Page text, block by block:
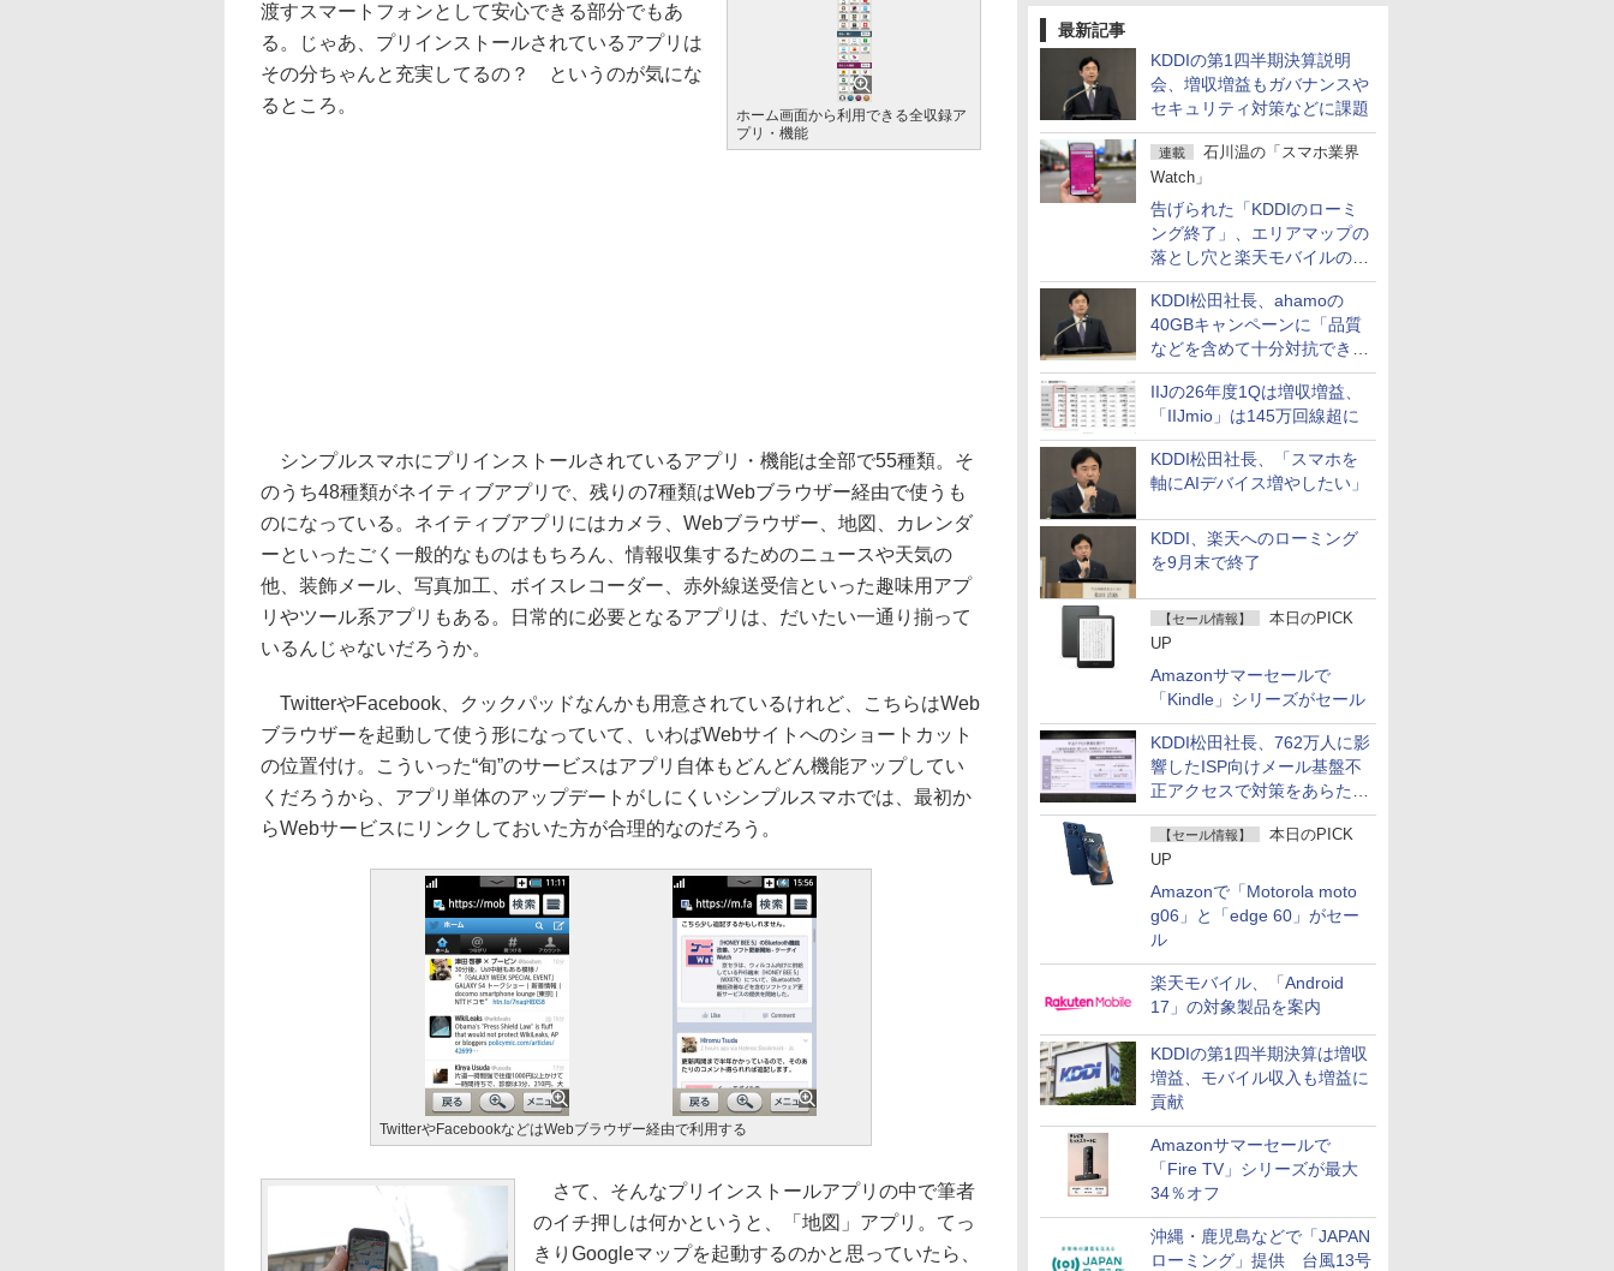
最新記事
KDDIの第1四半期決算説明
会、増収増益もガバナンスや
セキュリティ対策などに課題
連載
石川温の「スマホ業界
Watch」
告げられた「KDDIのローミ
ング終了」、エリアマップの
落とし穴と楽天モバイルの課
題
KDDI松田社長、ahamoの
40GBキャンペーンに「品質
などを含めて十分対抗でき
る」
IIJの26年度1Qは増収増益、
「IIJmio」は145万回線超に
KDDI松田社長、「スマホを
軸にAIデバイス増やしたい」
KDDI、楽天へのローミング
を9月末で終了
【セール情報】
本日のPICK
UP
Amazonサマーセールで
「Kindle」シリーズがセール
KDDI松田社長、762万人に影
響したISP向けメール基盤不
正アクセスで対策をあらため
て説明
【セール情報】
本日のPICK
UP
Amazonで「Motorola moto
g06」と「edge 60」がセー
ル
楽天モバイル、「Android
17」の対象製品を案内
KDDIの第1四半期決算は増収
増益、モバイル収入も増益に
貢献
Amazonサマーセールで
「Fire TV」シリーズが最大
34％オフ
沖縄・鹿児島などで「JAPAN
ローミング」提供 台風13号
ホーム画面から利用できる全収録ア
プリ・機能
渡すスマートフォンとして安心できる部分でもあ
る。じゃあ、プリインストールされているアプリは
その分ちゃんと充実してるの？ というのが気にな
るところ。
シンプルスマホにプリインストールされているアプリ・機能は全部で55種類。そ
のうち48種類がネイティブアプリで、残りの7種類はWebブラウザー経由で使うも
のになっている。ネイティブアプリにはカメラ、Webブラウザー、地図、カレンダ
ーといったごく一般的なものはもちろん、情報収集するためのニュースや天気の
他、装飾メール、写真加工、ボイスレコーダー、赤外線送受信といった趣味用アプ
リやツール系アプリもある。日常的に必要となるアプリは、だいたい一通り揃って
いるんじゃないだろうか。
TwitterやFacebook、クックパッドなんかも用意されているけれど、こちらはWeb
ブラウザーを起動して使う形になっていて、いわばWebサイトへのショートカット
の位置付け。こういった“旬”のサービスはアプリ自体もどんどん機能アップしてい
くだろうから、アプリ単体のアップデートがしにくいシンプルスマホでは、最初か
らWebサービスにリンクしておいた方が合理的なのだろう。
TwitterやFacebookなどはWebブラウザー経由で利用する
さて、そんなプリインストールアプリの中で筆者
のイチ押しは何かというと、「地図」アプリ。てっ
きりGoogleマップを起動するのかと思っていたら、